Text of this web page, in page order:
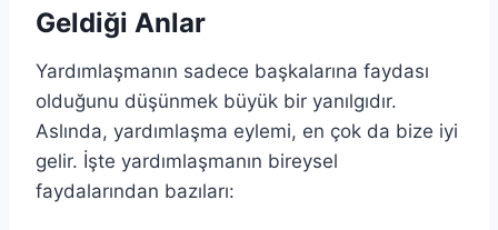
Geldiği Anlar
Yardımlaşmanın sadece başkalarına faydası
olduğunu düşünmek büyük bir yanılgıdır.
Aslında, yardımlaşma eylemi, en çok da bize iyi
gelir. İşte yardımlaşmanın bireysel
faydalarından bazıları: